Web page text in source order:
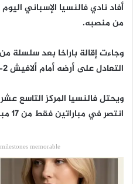
أفاد نادي فالنسيا الإسباني اليوم
من منصبه.
وجاءت إقالة باراخا بعد سلسلة
التعادل على أرضه أمام ألافيش 2-2 أمس الأحد.
ويحتل فالنسيا المركز التاسع
انتصر في مباراتين فقط من 17 مباراة.
memorable